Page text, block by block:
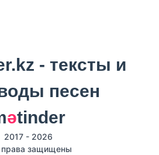
әtinder
2017 - 2026
права защищены